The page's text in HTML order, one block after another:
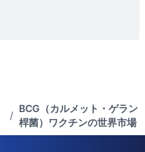
/
BCG（カルメット・ゲラン
桿菌）ワクチンの世界市場